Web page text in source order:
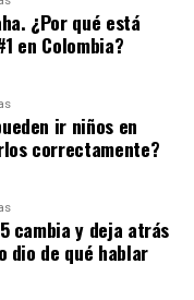
con un
, algo que hasta
con un basculante
sin
recta.
europeos?
¿Por qué está
en Colombia?
ir niños en
correctamente?
cambia y deja atrás
dio de qué hablar